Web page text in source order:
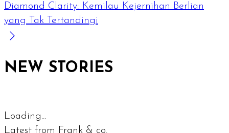
Diamond Clarity: Kemilau Kejernihan Berlian
yang Tak Tertandingi
NEW STORIES
Loading...
Latest from Frank & co.